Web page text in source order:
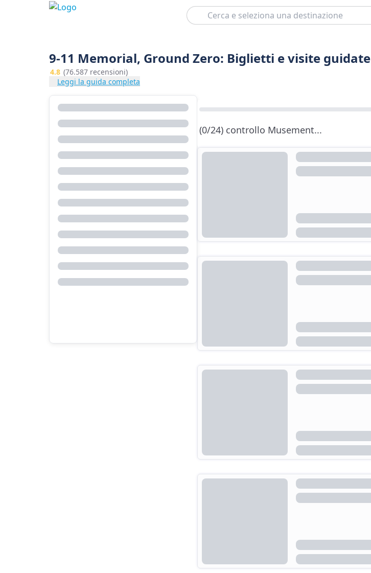
Cerca
9-11 Memorial, Ground Zero: Biglietti e visite guidate
4.8 (76.587 recensioni)
Leggi la guida completa
(0/24) controllo Musement...